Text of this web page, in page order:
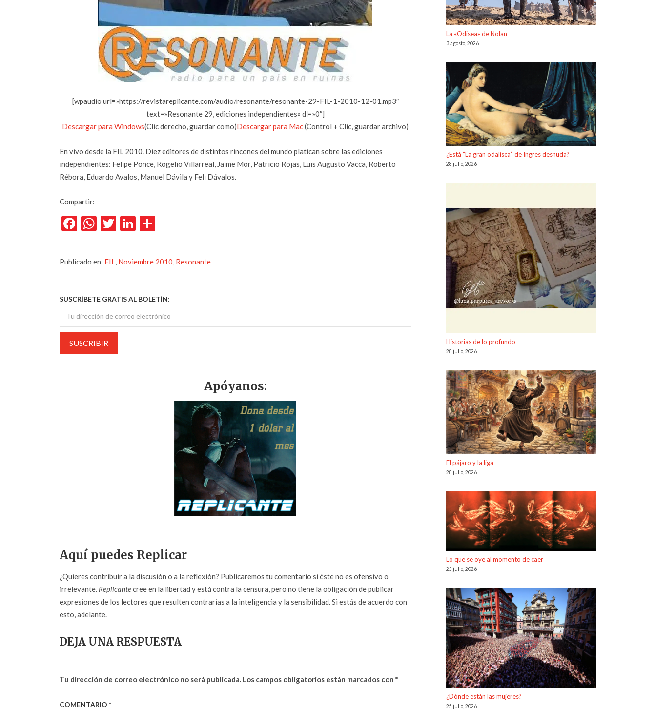
[wpaudio url=»https://revistareplicante.com/audio/resonante/resonante-29-FIL-1-2010-12-01.mp3″
text=»Resonante 29, ediciones independientes» dl=»0″]
Descargar para Windows(Clic derecho, guardar como)Descargar para Mac(Control + Clic, guardar archivo)
En vivo desde la FIL 2010. Diez editores de distintos rincones del mundo platican sobre las ediciones
independientes: Felipe Ponce, Rogelio Villarreal, Jaime Mor, Patricio Rojas, Luis Augusto Vacca, Roberto
Rébora, Eduardo Avalos, Manuel Dávila y Feli Dávalos.
Compartir:
Facebook
WhatsApp
TwitterLinkedIn
Publicado en: FIL, Noviembre 2010, Resonante
SUSCRÍBETE GRATIS AL BOLETÍN:
Apóyanos:
Aquí puedes Replicar
¿Quieres contribuir a la discusión o a la reflexión? Publicaremos tu comentario si éste no es ofensivo o
irrelevante. Replicantecree en la libertad y está contra la censura, pero no tiene la obligación de publicar
expresiones de los lectores que resulten contrarias a la inteligencia y la sensibilidad. Si estás de acuerdo con
esto, adelante.
DEJA UNA RESPUESTA
Tu dirección de correo electrónico no será publicada. Los campos obligatorios están marcados con *
COMENTARIO *
La «Odisea» de Nolan
3 agosto, 2026
¿Está “La gran odalisca” de Ingres desnuda?
28 julio, 2026
Historias de lo profundo
28 julio, 2026
El pájaro y la liga
28 julio, 2026
Lo que se oye al momento de caer
25 julio, 2026
¿Dónde están las mujeres?
25 julio, 2026